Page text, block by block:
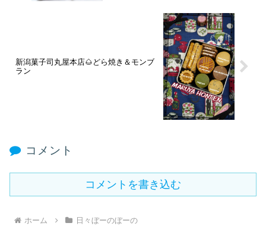
新潟菓子司丸屋本店🌰どら焼き＆モンブ
ラン
コメント
コメントを書き込む
ホーム 日々ぼーのぼーの